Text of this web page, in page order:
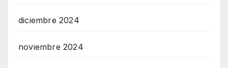
diciembre 2024
noviembre 2024